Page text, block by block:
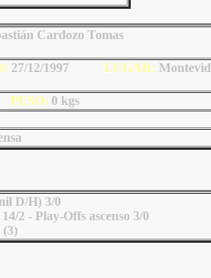
Cardozo Tomas
27/12/1997 LUGAR:
PESO: 0 kgs
D/H) 3/0
2 - Play-Offs ascenso 3/0
(3)